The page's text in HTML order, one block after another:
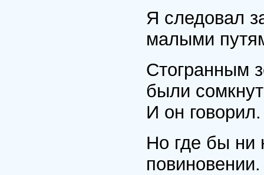
Я следовал
малыми
Стогранным
были
И он говорил.
Но где бы ни